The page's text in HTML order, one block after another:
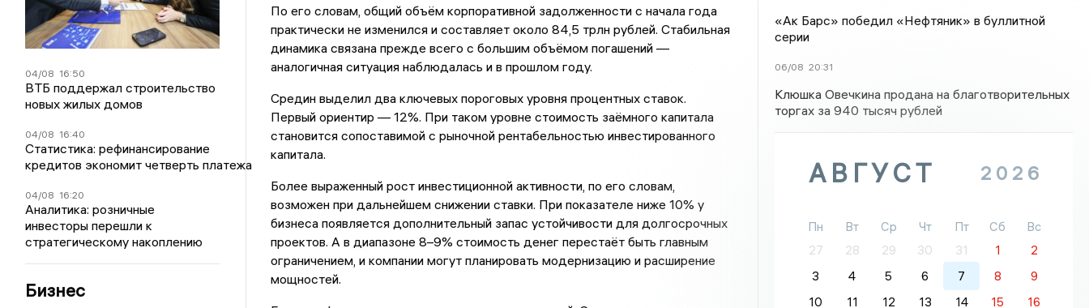
04/08 16:50
ВТБ поддержал строительство
новых жилых домов
04/08 16:40
Статистика: рефинансирование
кредитов экономит четверть платежа
04/08 16:20
Аналитика: розничные
инвесторы перешли к
стратегическому накоплению
Бизнес
По его словам, общий объём корпоративной задолженности с начала года
практически не изменился и составляет около 84,5 трлн рублей. Стабильная
динамика связана прежде всего с большим объёмом погашений —
аналогичная ситуация наблюдалась и в прошлом году.
Средин выделил два ключевых пороговых уровня процентных ставок.
Первый ориентир — 12%. При таком уровне стоимость заёмного капитала
становится сопоставимой с рыночной рентабельностью инвестированного
капитала.
Более выраженный рост инвестиционной активности, по его словам,
возможен при дальнейшем снижении ставки. При показателе ниже 10% у
бизнеса появляется дополнительный запас устойчивости для долгосрочных
проектов. А в диапазоне 8–9% стоимость денег перестаёт быть главным
ограничением, и компании могут планировать модернизацию и расширение
мощностей.
«Ак Барс» победил «Нефтяник» в буллитной
серии
06/08 20:31
Клюшка Овечкина продана на благотворительных
торгах за 940 тысяч рублей
АВГУСТ 2026
Пн Вт Ср Чт Пт Сб
Вс
27
28 29 30 31 1
2
3
4 5 6 7 8
9
10
11 12 13 14 15
16